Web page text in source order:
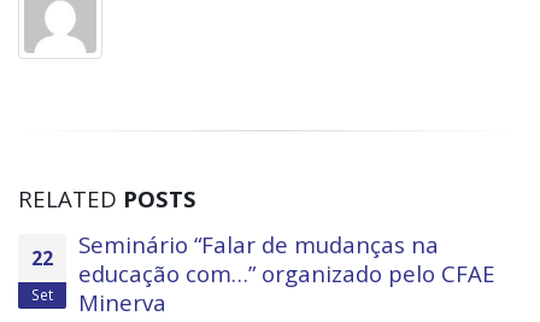
RELATED POSTS
22
Set
Seminário “Falar de mudanças na
educação com…” organizado pelo CFAE
Minerva